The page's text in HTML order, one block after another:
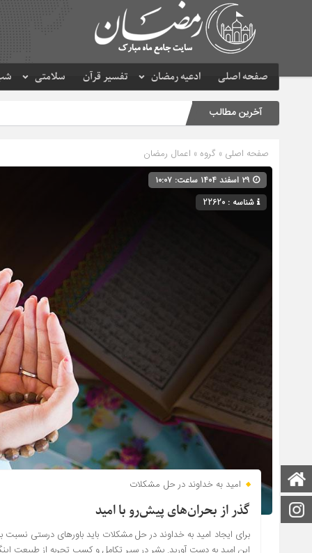
صفحه اصلی ادعیه رمضان تفسیر قرآن سلامتی
صفحه اصلی
اینستاگرام
آخرین مطالب
صفحه اصلی » گروه » اعمال رمضان
شناسه : 22620
امید به خداوند در حل مشکلات
گذر از بحران‌های پیش‌رو با امید
برای ایجاد امید به خداوند در حل مشکلات باید باورهای درستی نسبت